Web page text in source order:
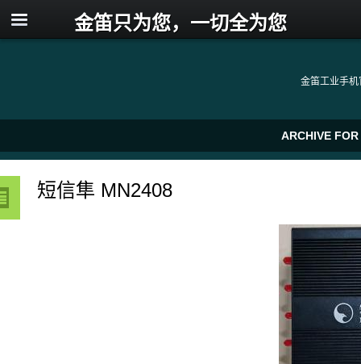
金笛工业手机
金笛只为您，一切全为您
ARCHIVE
短信隼 MN2408